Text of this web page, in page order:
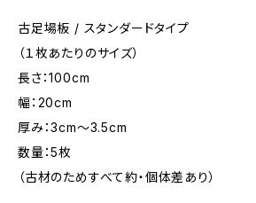
古足場板 / スタンダードタイプ
（１枚あたりのサイズ）
長さ：100cm
幅：20cm
厚み：3cm～3.5cm
数量：5枚
（古材のためすべて約・個体差あり）